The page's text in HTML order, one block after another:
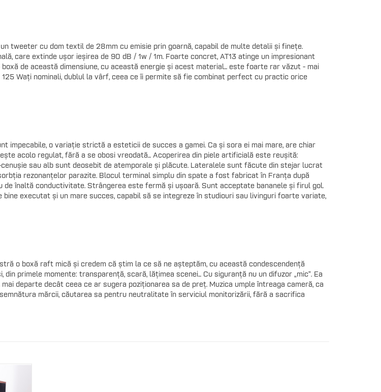
tweeter cu dom textil de 28mm cu emisie prin goarnă, capabil de multe detalii și finețe.
care extinde ușor ieșirea de 90 dB / 1w / 1m. Foarte concret, AT13 atinge un impresionant
de această dimensiune, cu această energie și acest material... este foarte rar văzut - mai
Wați nominali, dublul la vârf, ceea ce îi permite să fie combinat perfect cu practic orice
impecabile, o variație strictă a esteticii de succes a gamei. Ca și sora ei mai mare, are chiar
acolo regulat, fără a se obosi vreodată... Acoperirea din piele artificială este reușită:
sau alb sunt deosebit de atemporale și plăcute. Lateralele sunt făcute din stejar lucrat
rezonanțelor parazite. Blocul terminal simplu din spate a fost fabricat în Franța după
înaltă conductivitate. Strângerea este fermă și ușoară. Sunt acceptate bananele și firul gol.
executat și un mare succes, capabil să se integreze în studiouri sau livinguri foarte variate,
o boxă raft mică și credem că știm la ce să ne așteptăm, cu această condescendență
primele momente: transparență, scară, lățimea scenei... Cu siguranță nu un difuzor „mic”. Ea
departe decât ceea ce ar sugera poziționarea sa de preț. Muzica umple întreaga cameră, ca
mărcii, căutarea sa pentru neutralitate în serviciul monitorizării, fără a sacrifica